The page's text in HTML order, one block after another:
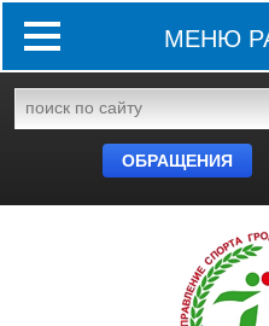
МЕНЮ
ОБРАЩЕНИЯ